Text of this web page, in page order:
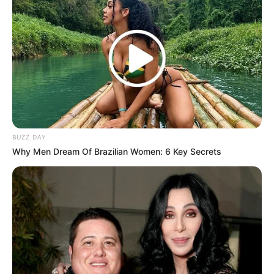
Kakanya yang bernama Erica Putri juga seorang aktris.
Ia menikah dengan Rezky Aditya pada 1 Desember 2019
dengan adat Sunda.
Maharnya adalah logam mulia 150 gram dan uang tunai sesuai
tanggal pernikahan.
Ia melahirkan anak pertama yang sering dipanggil Baby Athar
pada 28 Agustus 2020.
Namanya turut menjadi sorotan di tahun 2021 saat sang suami,
Rezky Aditya dituntut untuk mengakui anak di luar nikah oleh
seorang wanita. Alih-alih berpisah, ia selalu menunjukkan
bahwa rumah tangganya baik-baik saja di media sosial.
September 2021, ia menagih hutang Medina Zein lewat media
sosial setelah selebgram Rachel Vennya melakukan hal serupa.
Warganet pun banyak yang terkejut karena selama ini Ciki
dikenal sebagai sosok aktris kalem, tapi ternyata juga berani
bersuara.
BUZZ DAY
Why Men Dream Of Brazilian Women: 6 Key Secrets